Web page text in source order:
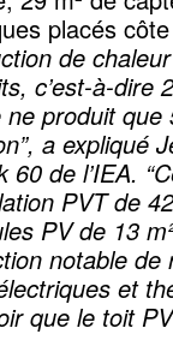
placés
de
c’est-à-dire
produit que
a expliqué
de l’IEA.
PVT de
PV de 13
notable de
et
que le toit